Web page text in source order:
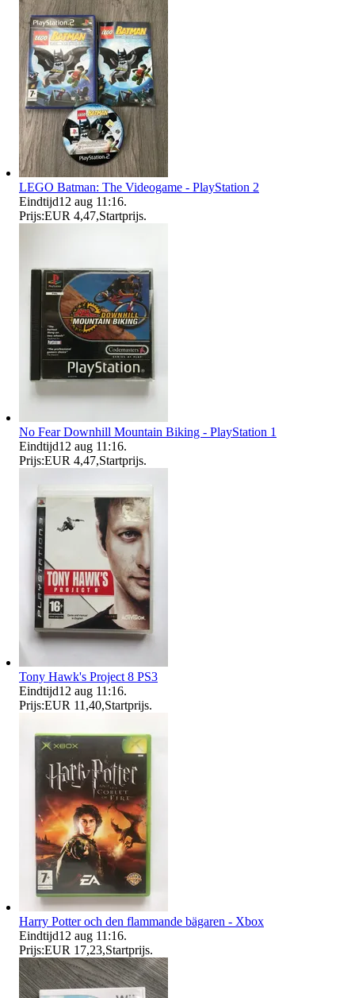
LEGO Batman: The Videogame - PlayStation 2
Eindtijd12 aug 11:16.
Prijs:EUR 4,47,Startprijs.
No Fear Downhill Mountain Biking - PlayStation 1
Eindtijd12 aug 11:16.
Prijs:EUR 4,47,Startprijs.
Tony Hawk's Project 8 PS3
Eindtijd12 aug 11:16.
Prijs:EUR 11,40,Startprijs.
Harry Potter och den flammande bägaren - Xbox
Eindtijd12 aug 11:16.
Prijs:EUR 17,23,Startprijs.